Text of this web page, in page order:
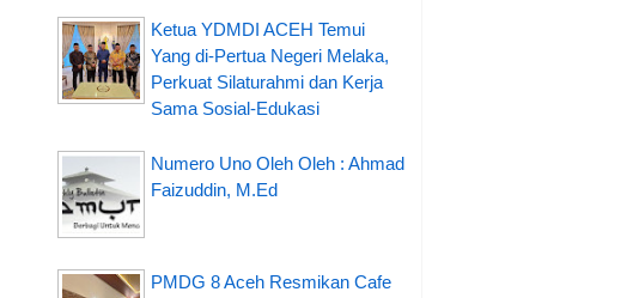
Ketua YDMDI ACEH Temui
Yang di-Pertua Negeri Melaka,
Perkuat Silaturahmi dan Kerja
Sama Sosial-Edukasi
Numero Uno Oleh Oleh : Ahmad
Faizuddin, M.Ed
PMDG 8 Aceh Resmikan Cafe